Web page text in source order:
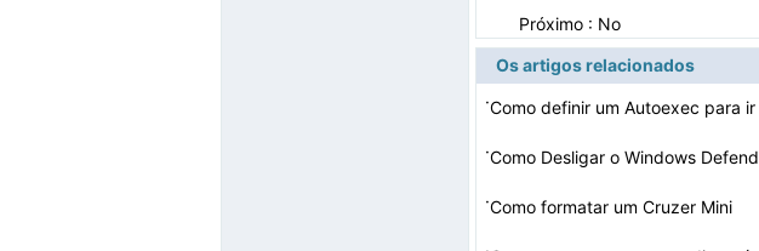
Próximo : No
Os artigos relacionados
·Como definir um Autoexec para
·Como Desligar o Windows
·Como formatar um Cruzer Mini